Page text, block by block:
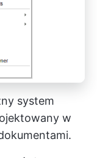
system
w